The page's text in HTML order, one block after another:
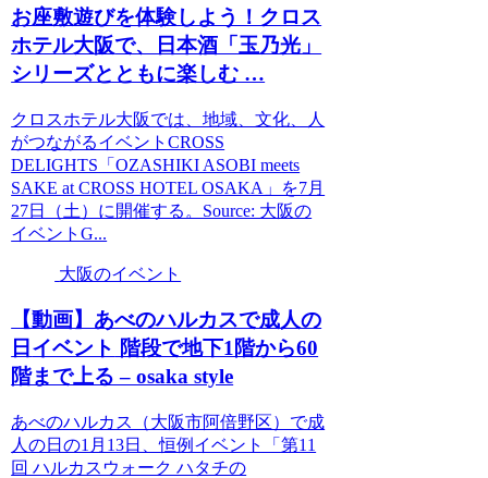
お座敷遊びを体験しよう！クロス
ホテル大阪で、日本酒「玉乃光」
シリーズとともに楽しむ …
クロスホテル大阪では、地域、文化、人
がつながるイベントCROSS
DELIGHTS「OZASHIKI ASOBI meets
SAKE at CROSS HOTEL OSAKA」を7月
27日（土）に開催する。Source: 大阪の
イベントG...
大阪のイベント
【動画】あべのハルカスで成人の
日 イベント 階段で地下1階から60
階まで上る – osaka style
あべのハルカス（大阪市阿倍野区）で成
人の日の1月13日、恒例イベント「第11
回 ハルカスウォーク ハタチの